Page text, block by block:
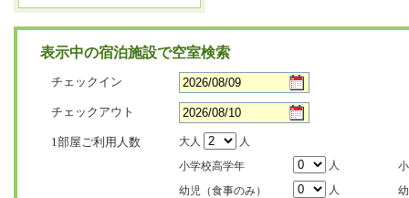
表示中の宿泊施設で空室検索
チェックイン
チェックアウト
1部屋ご利用人数 大人
人
小学校高学年
人
幼児（食事のみ）
人